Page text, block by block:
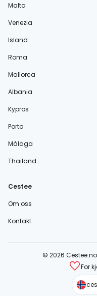
Malta
Venezia
Island
Roma
Mallorca
Albania
Kypros
Porto
Málaga
Thailand
Cestee
Om oss
Kontakt
© 2026 Cestee.no
For